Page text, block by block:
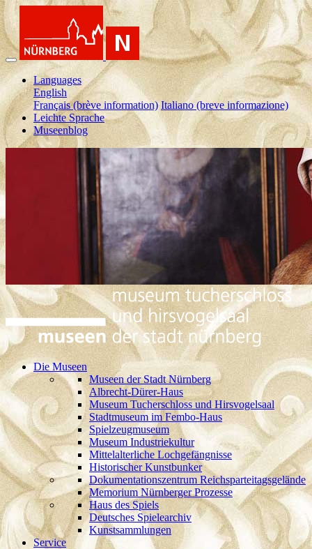
Languages
English
Français (brève information) Italiano (breve informazione)
Leichte Sprache
Museenblog
Die Museen
Museen der Stadt Nürnberg
Albrecht-Dürer-Haus
Museum Tucherschloss und Hirsvogelsaal
Stadtmuseum im Fembo-Haus
Spielzeugmuseum
Museum Industriekultur
Mittelalterliche Lochgefängnisse
Historischer Kunstbunker
Dokumentationszentrum Reichsparteitagsgelände
Memorium Nürnberger Prozesse
Haus des Spiels
Deutsches Spielearchiv
Kunstsammlungen
Service